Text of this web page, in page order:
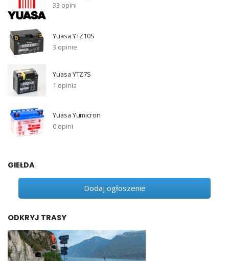
33 opini
Yuasa YTZ10S
3 opinie
Yuasa YTZ7S
1 opinia
Yuasa Yumicron
0 opini
GIEŁDA
Dodaj ogłoszenie
ODKRYJ TRASY